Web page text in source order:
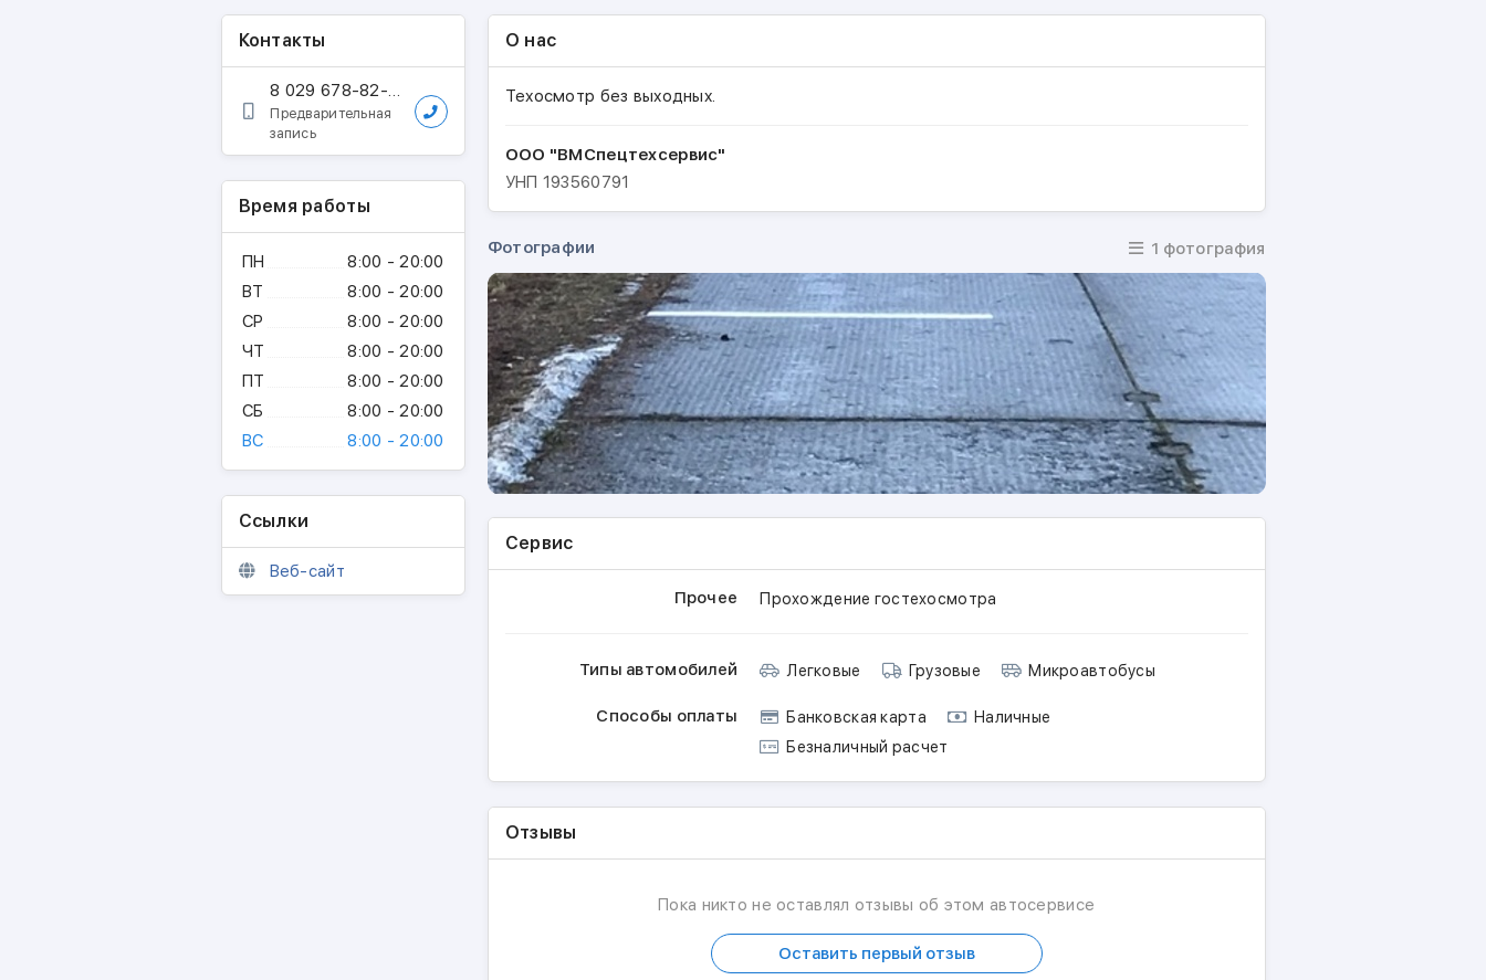
Контакты
8 029 678-82-05
Предварительная
запись
Время работы
ПН
8:00 - 20:00
ВТ
8:00 - 20:00
СР
8:00 - 20:00
ЧТ
8:00 - 20:00
ПТ
8:00 - 20:00
СБ
8:00 - 20:00
ВС
8:00 - 20:00
Ссылки
Веб-сайт
О нас
Техосмотр без выходных.
ООО "ВМСпецтехсервис"
УНП 193560791
Фотографии 1 фотография
Сервис
Прочее Прохождение гостехосмотра
Типы автомобилей Легковые Грузовые Микроавтобусы
Способы оплаты Банковская карта
Наличные
Безналичный расчет
Отзывы
Пока никто не оставлял отзывы об этом автосервисе
Оставить первый отзыв